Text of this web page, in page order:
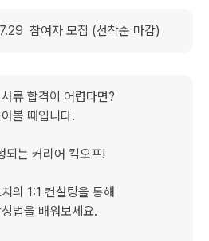
참여자 모집 (선착순 마감)
류 합격이 어렵다면?
볼 때입니다.
되는 커리어 킥오프!
의 1:1 컨설팅을 통해
법을 배워보세요.